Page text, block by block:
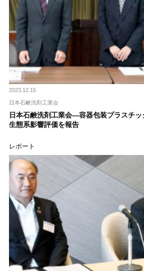
2023.12.15
日本石鹸洗剤工業会
日本石鹸洗剤工業会―容器包装プラスチ
生態系影響評価を報告
レポート